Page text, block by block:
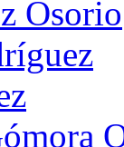
Osorio